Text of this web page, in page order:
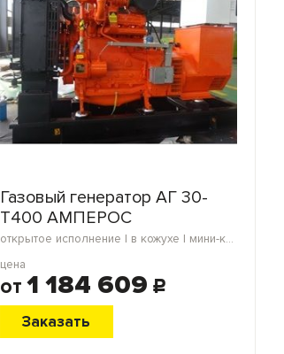
Газовый генератор АГ 30-
Т400 АМПЕРОС
открытое исполнение | в кожухе | мини-контейнер | блок-контейнер | морской контейнер
цена
от 1 184 609 c
Заказать